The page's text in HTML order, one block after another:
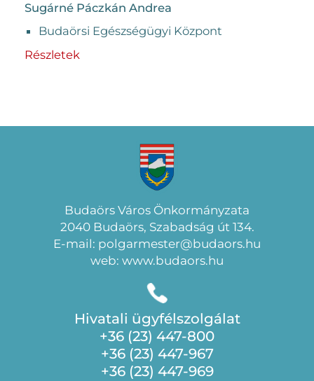
Sugárné Páczkán Andrea
Budaörsi Egészségügyi Központ
Részletek
Budaörs Város Önkormányzata
2040 Budaörs, Szabadság út 134.
E-mail: polgarmester@budaors.hu
web: www.budaors.hu
Hivatali ügyfélszolgálat
+36 (23) 447-800
+36 (23) 447-967
+36 (23) 447-969